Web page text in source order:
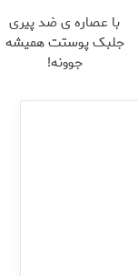
با عصاره ی ضد پیری
جلبک پوستت همیشه
جوونه!